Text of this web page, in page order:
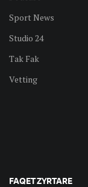
Sport News
Studio 24
Tak Fak
Vetting
FAQET ZYRTARE